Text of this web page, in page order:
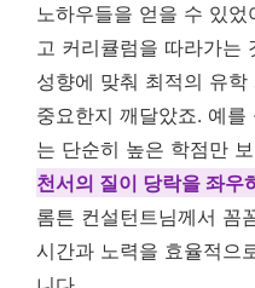
노하우들을 얻을 수 있
고 커리큘럼을 따라가는
성향에 맞춰 최적의 유
중요한지 깨달았죠. 예
는 단순히 높은 학점만
천서의 질이 당락을 좌우
롬튼 컨설턴트님께서 꼼
시간과 노력을 효율적으